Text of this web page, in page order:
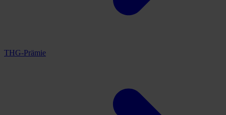
THG-Prämie